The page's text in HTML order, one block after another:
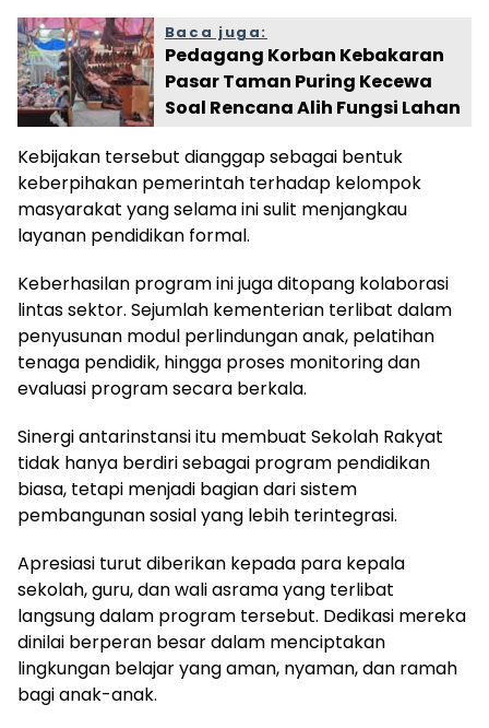
Baca juga:
Pedagang Korban Kebakaran
Pasar Taman Puring Kecewa
Soal Rencana Alih Fungsi Lahan
Kebijakan tersebut dianggap sebagai bentuk
keberpihakan pemerintah terhadap kelompok
masyarakat yang selama ini sulit menjangkau
layanan pendidikan formal.
Keberhasilan program ini juga ditopang kolaborasi
lintas sektor. Sejumlah kementerian terlibat dalam
penyusunan modul perlindungan anak, pelatihan
tenaga pendidik, hingga proses monitoring dan
evaluasi program secara berkala.
Sinergi antarinstansi itu membuat Sekolah Rakyat
tidak hanya berdiri sebagai program pendidikan
biasa, tetapi menjadi bagian dari sistem
pembangunan sosial yang lebih terintegrasi.
Apresiasi turut diberikan kepada para kepala
sekolah, guru, dan wali asrama yang terlibat
langsung dalam program tersebut. Dedikasi mereka
dinilai berperan besar dalam menciptakan
lingkungan belajar yang aman, nyaman, dan ramah
bagi anak-anak.